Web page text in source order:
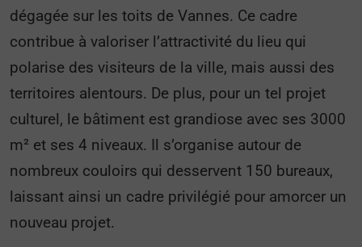
dégagée sur les toits de Vannes. Ce cadre
contribue à valoriser l’attractivité du lieu qui
polarise des visiteurs de la ville, mais aussi des
territoires alentours. De plus, pour un tel projet
culturel, le bâtiment est grandiose avec ses 3000
m² et ses 4 niveaux. Il s’organise autour de
nombreux couloirs qui desservent 150 bureaux,
laissant ainsi un cadre privilégié pour amorcer un
nouveau projet.